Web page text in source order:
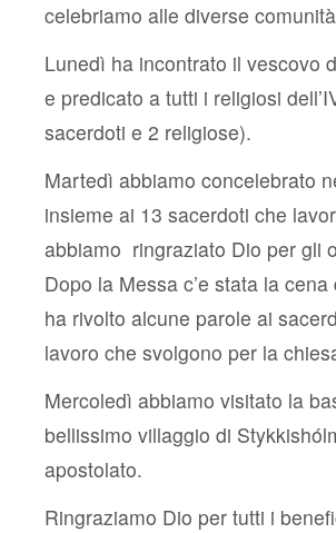
celebriamo alle diverse
Lunedì ha incontrato il vescovo
e predicato a tutti i religiosi
sacerdoti e 2 religiose).
Martedì abbiamo concelebrato
insieme ai 13 sacerdoti che
abbiamo ringraziato Dio per gli
Dopo la Messa c’e stata la
ha rivolto alcune parole ai
lavoro che svolgono per la
Mercoledì abbiamo visitato la
bellissimo villaggio di
apostolato.
Ringraziamo Dio per tutti i